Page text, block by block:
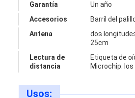
Garantía
Un año
Accesorios
Barril del
Antena
dos
25cm
Lectura de
distancia
Etiqueta de
Microchip:
Usos: